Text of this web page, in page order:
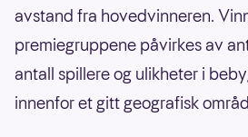
avstand fra hovedvinneren.
premiegruppene påvirkes av
antall spillere og ulikheter i
innenfor et gitt geografisk